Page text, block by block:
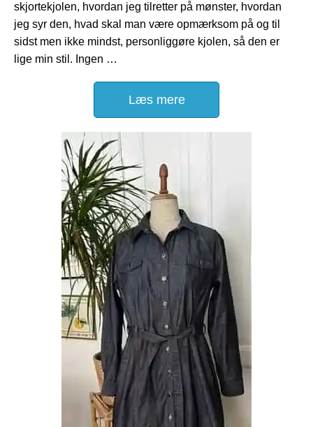
skjortekjolen, hvordan jeg tilretter på mønster, hvordan
jeg syr den, hvad skal man være opmærksom på og til
sidst men ikke mindst, personliggøre kjolen, så den er
lige min stil. Ingen …
Læs mere